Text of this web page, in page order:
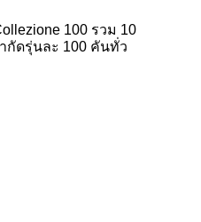
100 รวม 10
กัดรุ่นละ 100 คันทั่ว